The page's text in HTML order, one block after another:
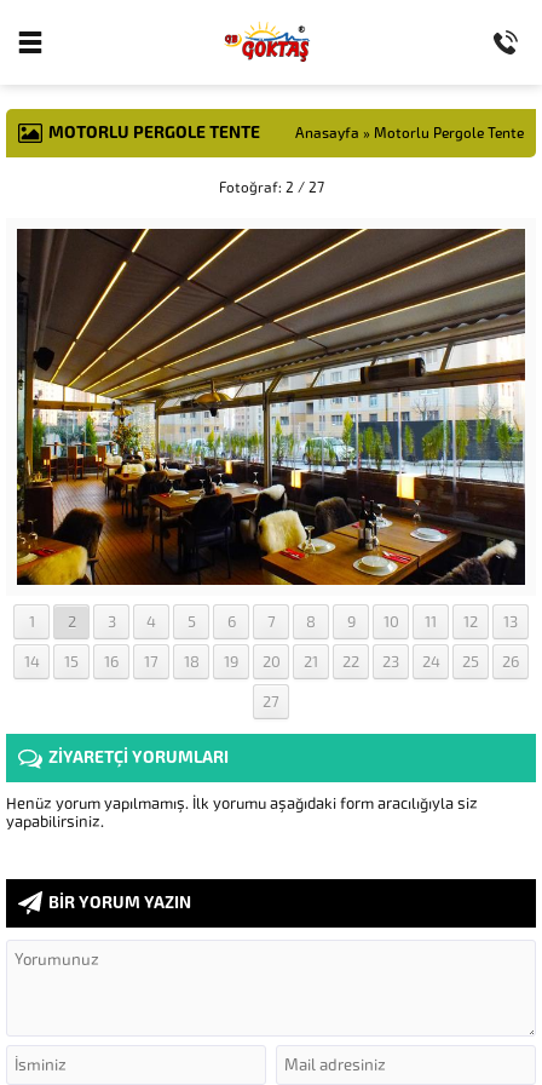
MOTORLU PERGOLE TENTE Anasayfa » Motorlu Pergole Tente
Fotoğraf: 2 / 27
1 2 3 4 5 6 7 8 9 10 11 12 13
14 15 16 17 18 19 20 21 22 23 24 25 26
27
ZİYARETÇİ YORUMLARI
Henüz yorum yapılmamış. İlk yorumu aşağıdaki form aracılığıyla siz
yapabilirsiniz.
BİR YORUM YAZIN